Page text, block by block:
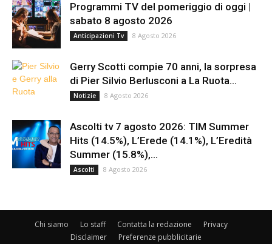
Programmi TV del pomeriggio di oggi |
sabato 8 agosto 2026
Anticipazioni Tv 8 Agosto 2026
Gerry Scotti compie 70 anni, la sorpresa
di Pier Silvio Berlusconi a La Ruota...
Notizie 8 Agosto 2026
Ascolti tv 7 agosto 2026: TIM Summer
Hits (14.5%), L’Erede (14.1%), L’Eredità
Summer (15.8%),...
Ascolti 8 Agosto 2026
Chi siamo Lo staff Contatta la redazione
Privacy
Disclaimer
Preferenze pubblicitarie